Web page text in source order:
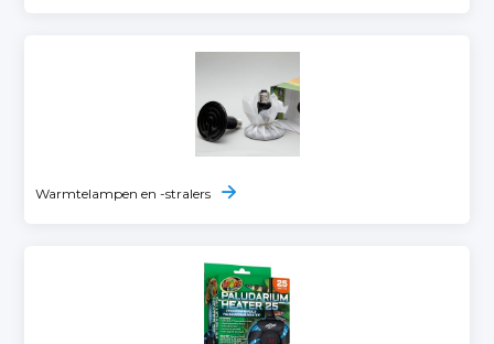
Warmtelampen en -stralers